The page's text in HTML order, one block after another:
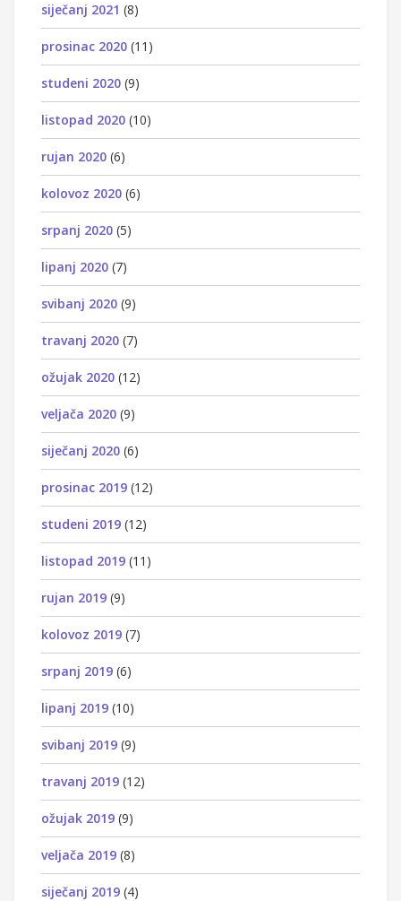
siječanj 2021 (8)
prosinac 2020 (11)
studeni 2020 (9)
listopad 2020 (10)
rujan 2020 (6)
kolovoz 2020 (6)
srpanj 2020 (5)
lipanj 2020 (7)
svibanj 2020 (9)
travanj 2020 (7)
ožujak 2020 (12)
veljača 2020 (9)
siječanj 2020 (6)
prosinac 2019 (12)
studeni 2019 (12)
listopad 2019 (11)
rujan 2019 (9)
kolovoz 2019 (7)
srpanj 2019 (6)
lipanj 2019 (10)
svibanj 2019 (9)
travanj 2019 (12)
ožujak 2019 (9)
veljača 2019 (8)
siječanj 2019 (4)